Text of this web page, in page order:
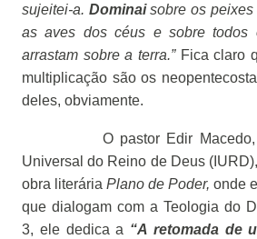
sujeitei-a. Dominaisobre os peixes
as aves dos céus e sobre todos
arrastam sobre a terra.”Fica claro
multiplicação são os
deles, obviamente.
O pastor Edir
Universal do Reino de Deus
obra literária Plano de Poder, onde
que dialogam com a Teologia do
3, ele dedica a “A retomada de